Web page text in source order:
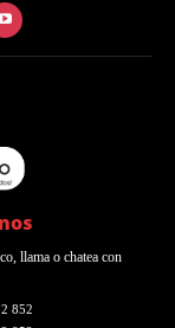
llama o chatea con
852